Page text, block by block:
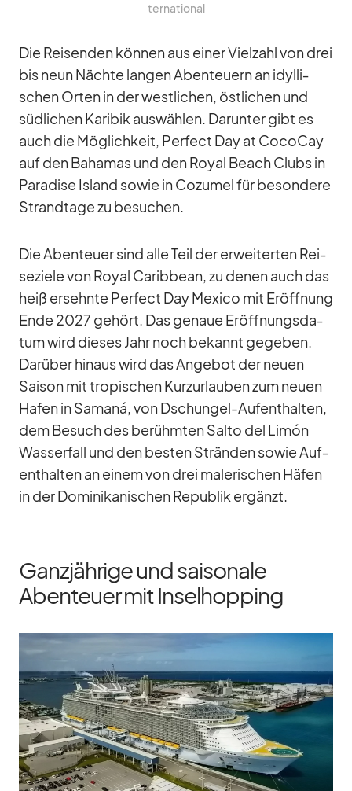
ter­na­tio­nal
Die Rei­sen­den kön­nen aus ei­ner Viel­zahl von drei
bis neun Nächte lan­gen Aben­teu­ern an idyl­li­
schen Or­ten in der west­li­chen, öst­li­chen und
süd­li­chen Ka­ri­bik aus­wäh­len. Dar­un­ter gibt es
auch die Mög­lich­keit, Per­fect Day at Co­co­Cay
auf den Ba­ha­mas und den Royal Beach Clubs in
Pa­ra­dise Is­land so­wie in Co­zu­mel für be­son­dere
Strand­tage zu be­su­chen.
Die Aben­teuer sind alle Teil der er­wei­ter­ten Rei­
se­ziele von Royal Ca­rib­bean, zu de­nen auch das
heiß er­sehnte Per­fect Day Me­xico mit Er­öff­nung
Ende 2027 ge­hört. Das ge­naue Er­öff­nungs­da­
tum wird die­ses Jahr noch be­kannt ge­ge­ben.
Dar­über hin­aus wird das An­ge­bot der neuen
Sai­son mit tro­pi­schen Kurz­ur­lau­ben zum neuen
Ha­fen in Sa­maná, von Dschun­gel-Auf­ent­hal­ten,
dem Be­such des be­rühm­ten Salto del Limón
Was­ser­fall und den bes­ten Strän­den so­wie Auf­
ent­hal­ten an ei­nem von drei ma­le­ri­schen Hä­fen
in der Do­mi­ni­ka­ni­schen Re­pu­blik er­gänzt.
Ganzjährige und saisonale
Abenteuer mit Inselhopping